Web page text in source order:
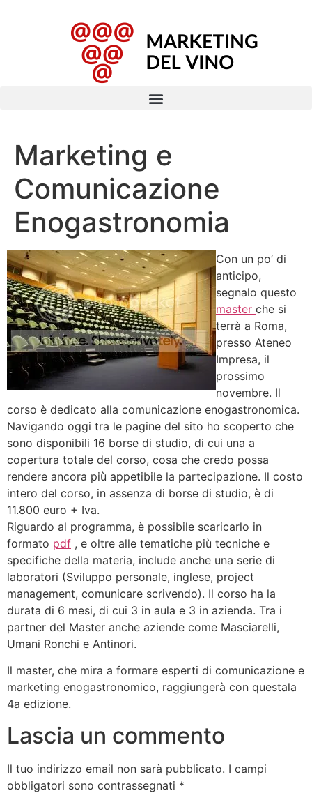
Marketing e
Comunicazione
Enogastronomia
Con un po’ di
anticipo,
segnalo questo
master che si
terrà a Roma,
presso Ateneo
Impresa, il
prossimo
novembre. Il
corso è dedicato alla comunicazione enogastronomica.
Navigando oggi tra le pagine del sito ho scoperto che
sono disponibili 16 borse di studio, di cui una a
copertura totale del corso, cosa che credo possa
rendere ancora più appetibile la partecipazione. Il costo
intero del corso, in assenza di borse di studio, è di
11.800 euro + Iva.
Riguardo al programma, è possibile scaricarlo in
formato pdf , e oltre alle tematiche più tecniche e
specifiche della materia, include anche una serie di
laboratori (Sviluppo personale, inglese, project
management, comunicare scrivendo). Il corso ha la
durata di 6 mesi, di cui 3 in aula e 3 in azienda. Tra i
partner del Master anche aziende come Masciarelli,
Umani Ronchi e Antinori.
Il master, che mira a formare esperti di comunicazione e
marketing enogastronomico, raggiungerà con questala
4a edizione.
Lascia un commento
Il tuo indirizzo email non sarà pubblicato. I campi
obbligatori sono contrassegnati *